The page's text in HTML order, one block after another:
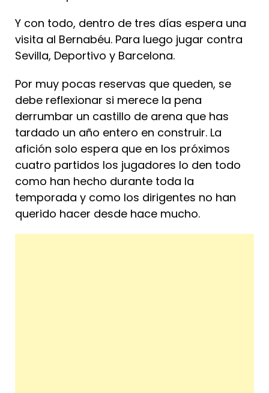
Y con todo, dentro de tres días espera una
visita al Bernabéu. Para luego jugar contra
Sevilla, Deportivo y Barcelona.
Por muy pocas reservas que queden, se
debe reflexionar si merece la pena
derrumbar un castillo de arena que has
tardado un año entero en construir. La
afición solo espera que en los próximos
cuatro partidos los jugadores lo den todo
como han hecho durante toda la
temporada y como los dirigentes no han
querido hacer desde hace mucho.